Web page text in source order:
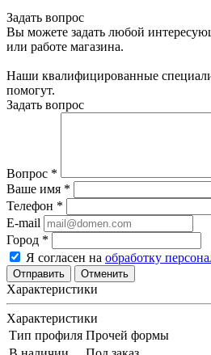
Задать вопрос
Вы можете задать любой
или работе магазина.
Наши квалифицированные
помогут.
Задать вопрос
Вопрос *
Ваше имя *
Телефон *
E-mail
Город *
Я согласен на обработку
Отменить
Характеристики
Характеристики
Тип профиля Прочей формы